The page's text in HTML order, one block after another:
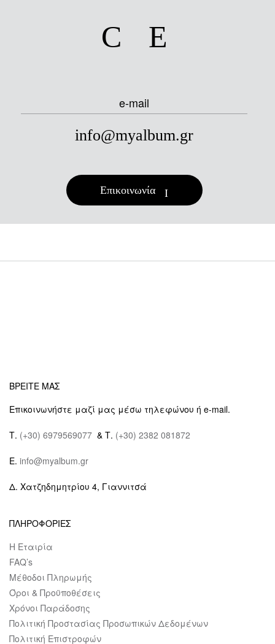
e-mail
info@myalbum.gr
Επικοινωνία
ΒΡΕΙΤΕ ΜΑΣ
Επικοινωνήστε μαζί μας μέσω τηλεφώνου ή e-mail.
Τ. (+30) 6979569077 & Τ. (+30) 2382 081872
E. info@myalbum.gr
Δ. Χατζηδημητρίου 4, Γιαννιτσά
ΠΛΗΡΟΦΟΡΙΕΣ
Η Εταιρία
FAQ’s
Μέθοδοι Πληρωμής
Όροι & Προϋποθέσεις
Χρόνοι Παράδοσης
Πολιτική Προστασίας Προσωπικών Δεδομένων
Πολιτική Επιστροφών